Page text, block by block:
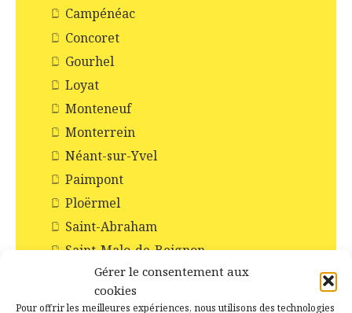
Gérer le consentement aux
cookies
Pour offrir les meilleures expériences, nous utilisons des technologies
Campénéac
Concoret
Gourhel
Loyat
Monteneuf
Monterrein
Néant-sur-Yvel
Paimpont
Ploërmel
Saint-Abraham
Saint-Malo-de-Beignon
Taupont
Tréhorenteuc